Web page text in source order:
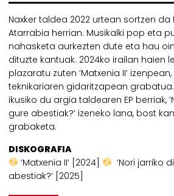
Naxker taldea 2022 urtean sortzen da
Atarrabia herrian. Musikalki pop eta
nahasketa aurkezten dute eta hau
dituzte kantuak. 2024ko irailan haien
plazaratu zuten ‘Matxenia II’
teknikariaren gidaritzapean
ikusiko du argia taldearen EP berriak,
gure abestiak?’ izeneko lana, bost
grabaketa.
DISKOGRAFIA
‘Matxenia II’ [2024]
‘Nori jarriko
abestiak?’ [2025]